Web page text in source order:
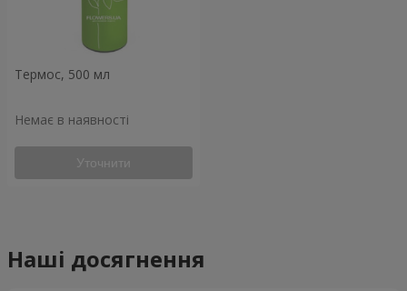
Термос, 500 мл
Немає в наявності
Уточнити
Наші досягнення